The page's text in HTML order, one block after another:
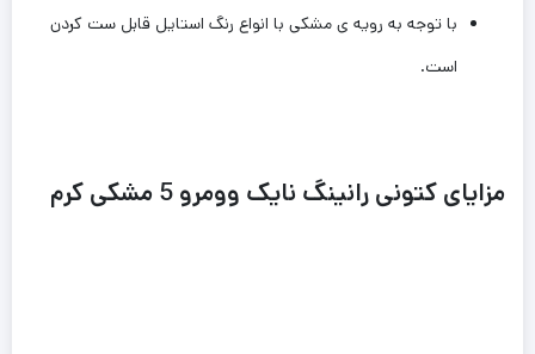
با توجه به رویه ی مشکی با انواع رنگ استایل قابل ست کردن
است.
مزایای کتونی رانینگ نایک وومرو 5 مشکی کرم